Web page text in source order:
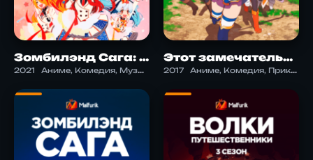
Зомбилэнд Сага: Месть
2021 Аниме, Комедия, Музыка, Сверхъестественное
Этот замечательный мир! 2 OVA
2017 Аниме, Комедия, Приключения, Сверхъестественное, Фэнтези